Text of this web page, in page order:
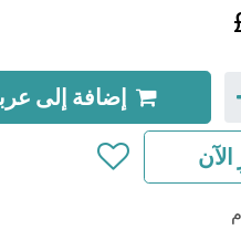
إضافة إلى